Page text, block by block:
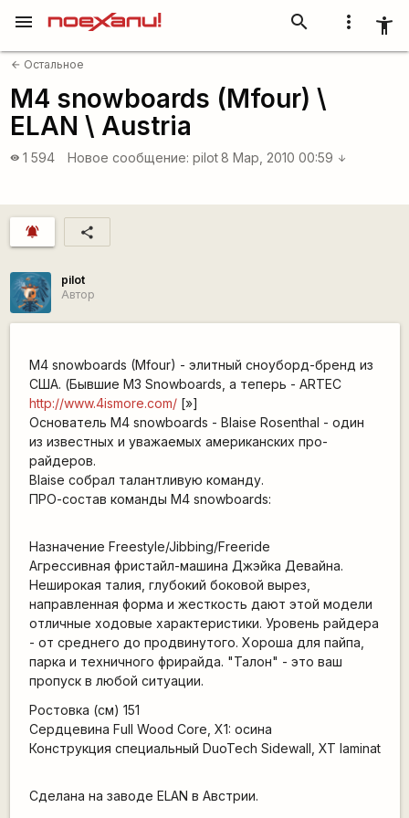
more_vert accessibility_new
search
menu
arrow_back Остальное
M4 snowboards (Mfour) \
ELAN \ Austria
visibility 1 594 Новое сообщение: pilot 8 Мар, 2010 00:59 arrow_downward
notifications_active share
pilot
Автор
M4 snowboards (Mfour) - элитный сноуборд-бренд из
США. (Бывшие М3 Snowboards, а теперь - ARTEC
http://www.4ismore.com/[»]
Основатель M4 snowboards - Blaise Rosenthal - один
из известных и уважаемых американских про-
райдеров.
Blaise собрал талантливую команду.
ПРО-состав команды M4 snowboards:
Назначение Freestyle/Jibbing/Freeride
Агрессивная фристайл-машина Джэйка Девайна.
Неширокая талия, глубокий боковой вырез,
направленная форма и жесткость дают этой модели
отличные ходовые характеристики. Уровень райдера
- от среднего до продвинутого. Хороша для пайпа,
парка и техничного фрирайда. "Талон" - это ваш
пропуск в любой ситуации.
Ростовка (см) 151
Сердцевина Full Wood Core, X1: осина
Конструкция специальный DuoTech Sidewall, XT laminat
Сделана на заводе ELAN в Австрии.